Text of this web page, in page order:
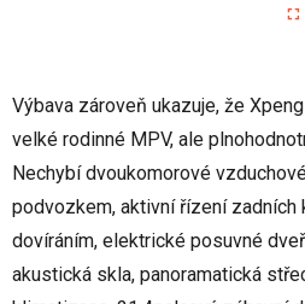
Výbava zároveň ukazuje, že
velké rodinné MPV, ale
Nechybí dvoukomorové
podvozkem, aktivní řízení zadních
dovíráním, elektrické posuvné
akustická skla, panoramatická